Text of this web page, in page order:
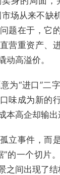
场从来不缺
题在于，它
营重资产、
动高溢价。
为“进口”二
味成为新的
本高企却输出
立事件，而
”的一个切片
之间出现了结